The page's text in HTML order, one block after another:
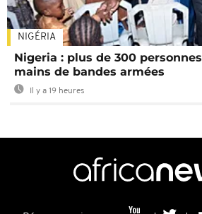
NIGÉRIA
Nigeria : plus de 300
mains de bandes armées
Il y a 19 heures